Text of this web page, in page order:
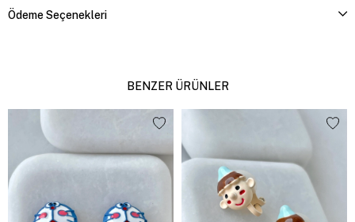
Ödeme Seçenekleri
BENZER ÜRÜNLER